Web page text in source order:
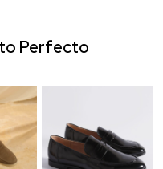
Perfecto